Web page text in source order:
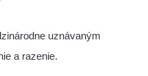
uznávaným
a razenie.